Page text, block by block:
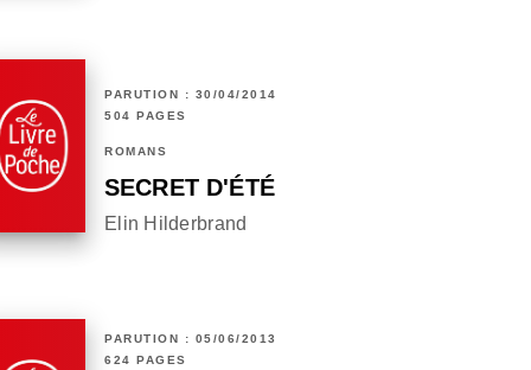
PARUTION : 30/04/2014
504 PAGES
ROMANS
SECRET D'ÉTÉ
Elin Hilderbrand
PARUTION : 05/06/2013
624 PAGES